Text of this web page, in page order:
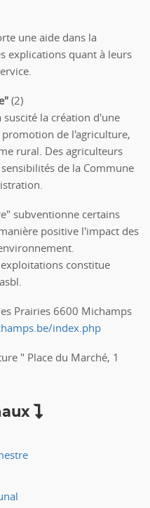
une aide dans la
explications quant à leurs
(2)
la création d'une
de l'agriculture,
rural. Des agriculteurs
de la Commune
subventionne certains
positive l'impact des
constitue
Prairies 6600 Michamps
index.php
" Place du Marché, 1